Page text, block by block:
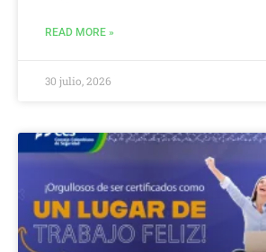
READ MORE »
30 julio, 2026